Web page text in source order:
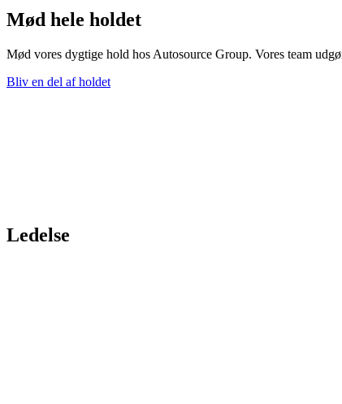
Mød hele holdet
Mød vores dygtige hold hos Autosource Group. Vores team
Bliv en del af holdet
Ledelse